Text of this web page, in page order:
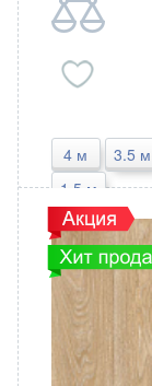
4 м 3.5 м
1.5 м
Tarkett